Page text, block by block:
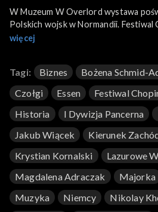
W Muzeum W Overlord wystawa
Polskich wojsk w Normandii. Festiwal
Polak, który sprzedaje nieruchomości
więcej
Tagi: Biznes Bożena Schmid-
Czołgi
Essen Festiwal
Historia
I Dywizja Pancerna
Jakub Wiącek
Kierunek
Krystian Kornalski
Lazurowe
Magdalena Adraczak
Majorka
Muzyka
Niemcy
Nikolay